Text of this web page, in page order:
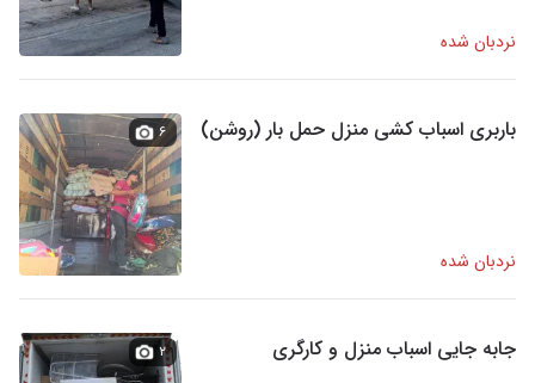
نردبان شده
باربری اسباب کشی منزل حمل بار (روشن)
نردبان شده
۶
جابه جایی اسباب منزل و کارگری ۲